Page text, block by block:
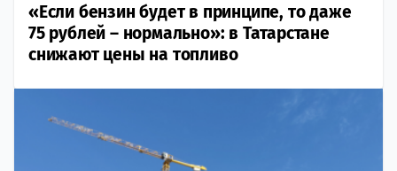
«Если бензин будет в принципе, то даже
75 рублей – нормально»: в Татарстане
снижают цены на топливо